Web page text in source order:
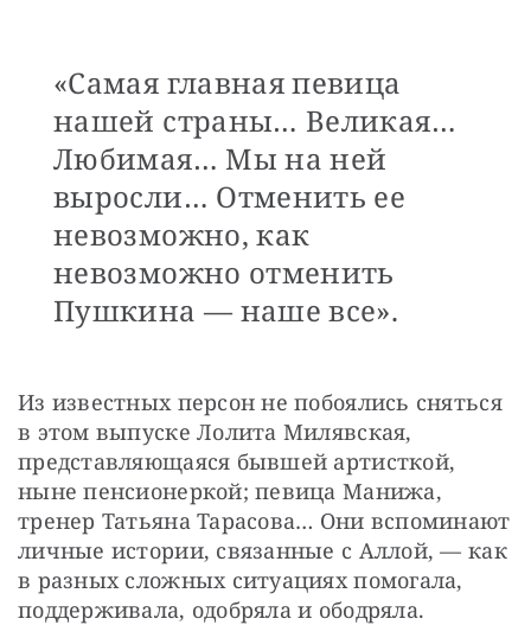
«Самая главная певица
нашей страны… Великая…
Любимая… Мы на ней
выросли… Отменить ее
невозможно, как
невозможно отменить
Пушкина — наше все».
Из известных персон не побоялись сняться
в этом выпуске Лолита Милявская,
представляющаяся бывшей артисткой,
ныне пенсионеркой; певица Манижа,
тренер Татьяна Тарасова… Они вспоминают
личные истории, связанные с Аллой, — как
в разных сложных ситуациях помогала,
поддерживала, одобряла и ободряла.